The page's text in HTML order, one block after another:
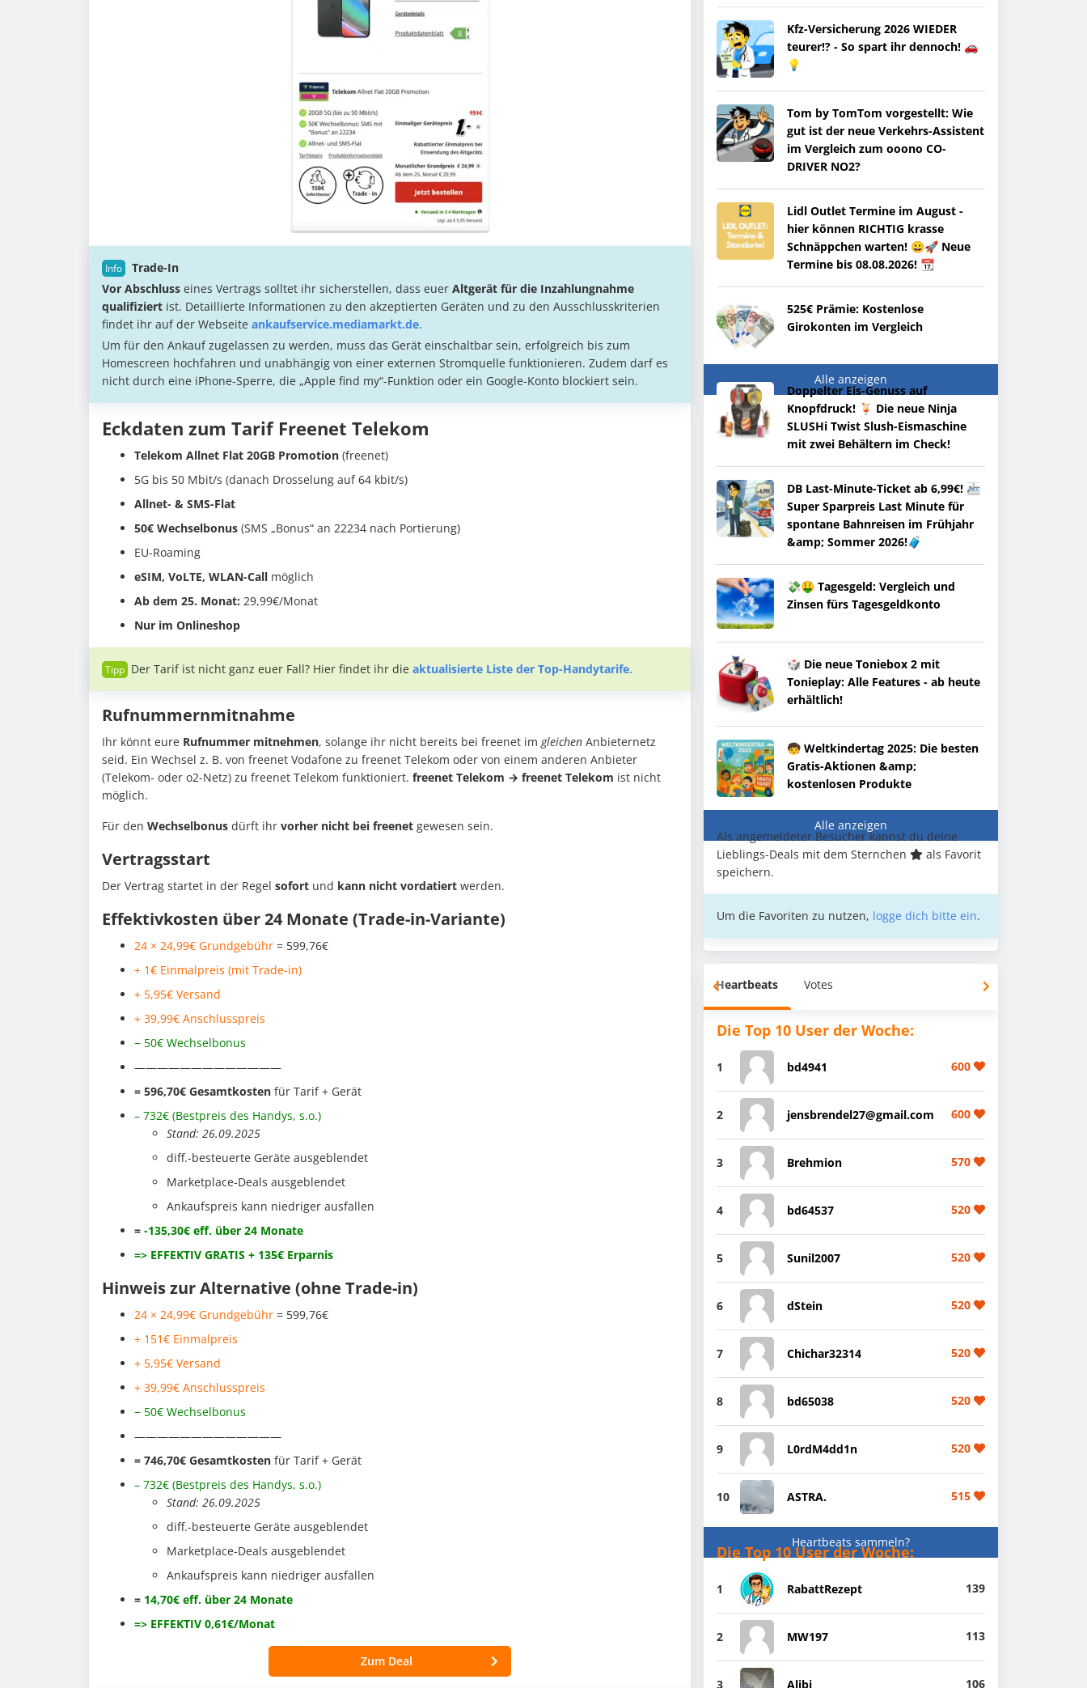
Trade-In
Vor Abschluss eines Vertrags solltet ihr sicherstellen, dass euer Altgerät für die Inzahlungnahme
qualifiziert ist. Detaillierte Informationen zu den akzeptierten Geräten und zu den Ausschlusskriterien
findet ihr auf der Webseite ankaufservice.mediamarkt.de.
Um für den Ankauf zugelassen zu werden, muss das Gerät einschaltbar sein, erfolgreich bis zum
Homescreen hochfahren und unabhängig von einer externen Stromquelle funktionieren. Zudem darf es
nicht durch eine iPhone-Sperre, die „Apple find my“-Funktion oder ein Google-Konto blockiert sein.
Eckdaten zum Tarif Freenet Telekom
Telekom Allnet Flat 20GB Promotion (freenet)
5G bis 50 Mbit/s (danach Drosselung auf 64 kbit/s)
Allnet- & SMS-Flat
50€ Wechselbonus (SMS „Bonus“ an 22234 nach Portierung)
EU-Roaming
eSIM, VoLTE, WLAN-Call möglich
Ab dem 25. Monat: 29,99€/Monat
Nur im Onlineshop
Der Tarif ist nicht ganz euer Fall? Hier findet ihr die aktualisierte Liste der Top-Handytarife.
Rufnummernmitnahme
Ihr könnt eure Rufnummer mitnehmen, solange ihr nicht bereits bei freenet im gleichen Anbieternetz
seid. Ein Wechsel z. B. von freenet Vodafone zu freenet Telekom oder von einem anderen Anbieter
(Telekom- oder o2-Netz) zu freenet Telekom funktioniert. freenet Telekom → freenet Telekom ist nicht
möglich.
Für den Wechselbonus dürft ihr vorher nicht bei freenet gewesen sein.
Vertragsstart
Der Vertrag startet in der Regel sofort und kann nicht vordatiert werden.
Effektivkosten über 24 Monate (Trade-in-Variante)
24 × 24,99€ Grundgebühr = 599,76€
+ 1€ Einmalpreis (mit Trade-in)
+ 5,95€ Versand
+ 39,99€ Anschlusspreis
− 50€ Wechselbonus
—————————————
= 596,70€ Gesamtkosten für Tarif + Gerät
– 732€ (Bestpreis des Handys, s.o.)
Stand: 26.09.2025
diff.-besteuerte Geräte ausgeblendet
Marketplace-Deals ausgeblendet
Ankaufspreis kann niedriger ausfallen
= -135,30€ eff. über 24 Monate
=> EFFEKTIV GRATIS + 135€ Erparnis
Hinweis zur Alternative (ohne Trade-in)
24 × 24,99€ Grundgebühr = 599,76€
+ 151€ Einmalpreis
+ 5,95€ Versand
+ 39,99€ Anschlusspreis
− 50€ Wechselbonus
—————————————
= 746,70€ Gesamtkosten für Tarif + Gerät
– 732€ (Bestpreis des Handys, s.o.)
Stand: 26.09.2025
diff.-besteuerte Geräte ausgeblendet
Marketplace-Deals ausgeblendet
Ankaufspreis kann niedriger ausfallen
= 14,70€ eff. über 24 Monate
=> EFFEKTIV 0,61€/Monat
Zum Deal
Kfz-Versicherung 2026 WIEDER
teurer!? - So spart ihr dennoch! 🚗
💡
Tom by TomTom vorgestellt: Wie
gut ist der neue Verkehrs-Assistent
im Vergleich zum ooono CO-
DRIVER NO2?
Lidl Outlet Termine im August -
hier können RICHTIG krasse
Schnäppchen warten! 😀🚀 Neue
Termine bis 08.08.2026! 📆
525€ Prämie: Kostenlose
Girokonten im Vergleich
Alle anzeigen
Doppelter Eis-Genuss auf
Knopfdruck! 🍹 Die neue Ninja
SLUSHi Twist Slush-Eismaschine
mit zwei Behältern im Check!
DB Last-Minute-Ticket ab 6,99€! 🚈
Super Sparpreis Last Minute für
spontane Bahnreisen im Frühjahr
&amp; Sommer 2026!🧳
💸🤑 Tagesgeld: Vergleich und
Zinsen fürs Tagesgeldkonto
🎲 Die neue Toniebox 2 mit
Tonieplay: Alle Features - ab heute
erhältlich!
🧒 Weltkindertag 2025: Die besten
Gratis-Aktionen &amp;
kostenlosen Produkte
Alle anzeigen
Als angemeldeter Besucher kannst du deine
Lieblings-Deals mit dem Sternchen
als Favorit
speichern.
Um die Favoriten zu nutzen, logge dich bitte ein.
Heartbeats Votes
Die Top 10 User der Woche:
1 bd4941 600
2 jensbrendel27@gmail.com 600
3 Brehmion 570
4 bd64537 520
5 Sunil2007 520
6 dStein 520
7 Chichar32314 520
8 bd65038 520
9 L0rdM4dd1n 520
10 ASTRA. 515
Heartbeats sammeln?
Die Top 10 User der Woche:
1 RabattRezept 139
2 MW197 113
3 Alibi 106